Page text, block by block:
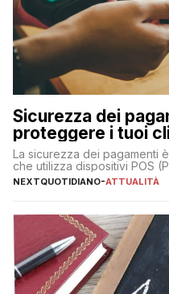
Sicurezza dei
proteggere i tuoi
La sicurezza dei pagamenti
che utilizza dispositivi POS
NEXTQUOTIDIANO-ATTUALITÀ